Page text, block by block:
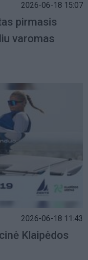
2026-06-18 15:07
pirmasis
varomas
2026-06-18 11:43
Klaipėdos